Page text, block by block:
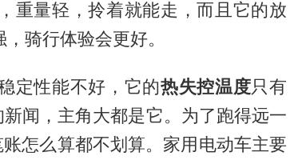
重量轻，拎着就能走，而且它的放
骑行体验会更好。
定性能不好，它的热失控温度只有
闻，主角大都是它。为了跑得远一
怎么算都不划算。家用电动车主要